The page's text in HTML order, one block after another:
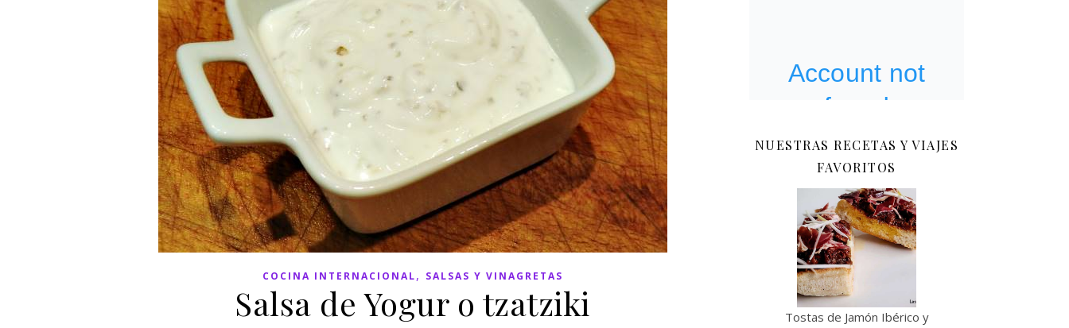
COCINA INTERNACIONAL, SALSAS Y VINAGRETAS
Salsa de Yogur o tzatziki
NUESTRAS RECETAS Y VIAJES
FAVORITOS
Tostas de Jamón Ibérico y